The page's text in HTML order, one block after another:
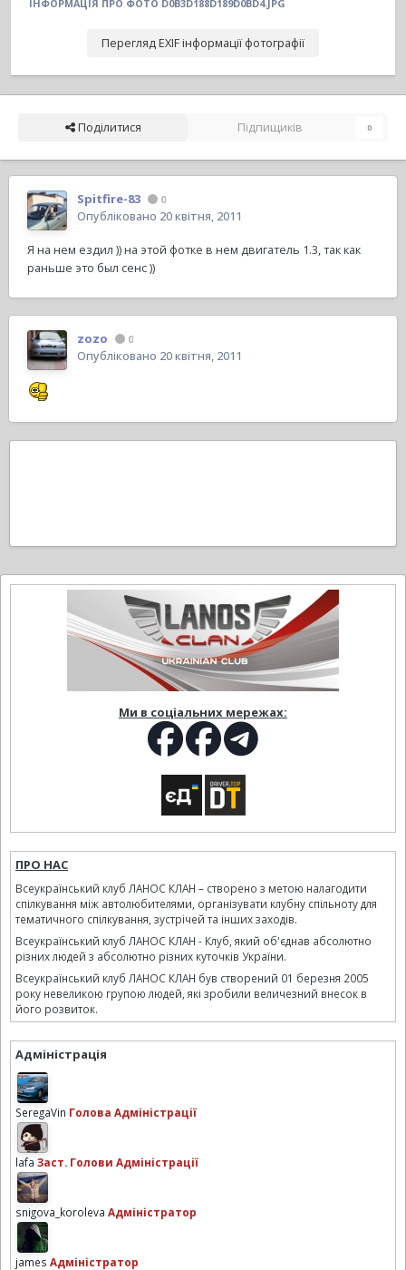
ІНФОРМАЦІЯ ПРО ФОТО D0B3D188D189D0BD4.JPG
Перегляд EXIF інформації фотографії
Поділитися Підпищиків 0
Spitfire-83 0
Опубліковано 20 квітня, 2011
Я на нем ездил )) на этой фотке в нем двигатель 1.3, так как
раньше это был сенс ))
zozo 0
Опубліковано 20 квітня, 2011
Ми в соціальних мережах:
ПРО НАС
Всеукраїнський клуб ЛАНОС КЛАН – створено з метою налагодити
спілкування між автолюбителями, організувати клубну спільноту для
тематичного спілкування, зустрічей та інших заходів.
Всеукраїнський клуб ЛАНОС КЛАН - Клуб, який об'єднав абсолютно
різних людей з абсолютно різних куточків України.
Всеукраїнський клуб ЛАНОС КЛАН був створений 01 березня 2005
року невеликою групою людей, які зробили величезний внесок в
його розвиток.
Адміністрація
SeregaVin Голова Адміністрації
lafa Заст. Голови Адміністрації
snigova_koroleva Адміністратор
james Адміністратор